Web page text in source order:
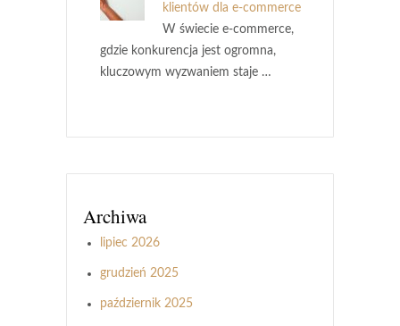
klientów dla e-commerce
W świecie e-commerce,
gdzie konkurencja jest ogromna,
kluczowym wyzwaniem staje …
Archiwa
lipiec 2026
grudzień 2025
październik 2025